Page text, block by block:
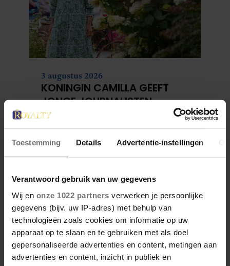
Toestemming Details Advertentie-instellingen
Verantwoord gebruik van uw gegevens
Wij en onze 1022 partners verwerken je persoonlijke
gegevens (bijv. uw IP-adres) met behulp van
technologieën zoals cookies om informatie op uw
apparaat op te slaan en te gebruiken met als doel
gepersonaliseerde advertenties en content, metingen aan
advertenties en content, inzicht in publiek en
3 augustus 2026
KONINGIN CAMILLA GEEFT
JONGE JOURNALISTEN
FINANCIEEL EEN DUWTJE IN DE
RUG
3 augustus 2026